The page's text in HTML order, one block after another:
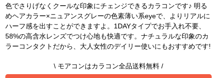
色でさりげなくクールな印象にチェンジできるカラコンです♪ 明る
めヘアカラー×ニュアンスグレーの色素薄い系eyeで、よりリアルに
ハーフ感を出すことができますよ。1DAYタイプでお手入れ不要、
58%の高含水レンズでつけ心地も快適です。ナチュラルな印象のカ
ラーコンタクトだから、大人女性のデイリー使いにもおすすめです!
\ モアコンはカラコン全品送料無料 /